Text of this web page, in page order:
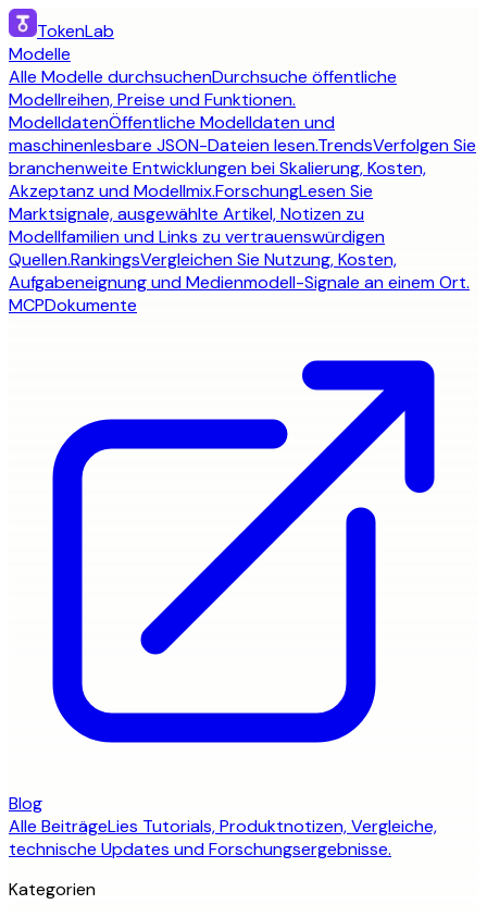
TokenLab
Modelle
Alle Modelle durchsuchenDurchsuche öffentliche
Modellreihen, Preise und Funktionen.
ModelldatenÖffentliche Modelldaten und
maschinenlesbare JSON-Dateien lesen.TrendsVerfolgen Sie
branchenweite Entwicklungen bei Skalierung, Kosten,
Akzeptanz und Modellmix.ForschungLesen Sie
Marktsignale, ausgewählte Artikel, Notizen zu
Modellfamilien und Links zu vertrauenswürdigen
Quellen.RankingsVergleichen Sie Nutzung, Kosten,
Aufgabeneignung und Medienmodell-Signale an einem Ort.
MCPDokumente
Blog
Alle BeiträgeLies Tutorials, Produktnotizen, Vergleiche,
technische Updates und Forschungsergebnisse.
Kategorien